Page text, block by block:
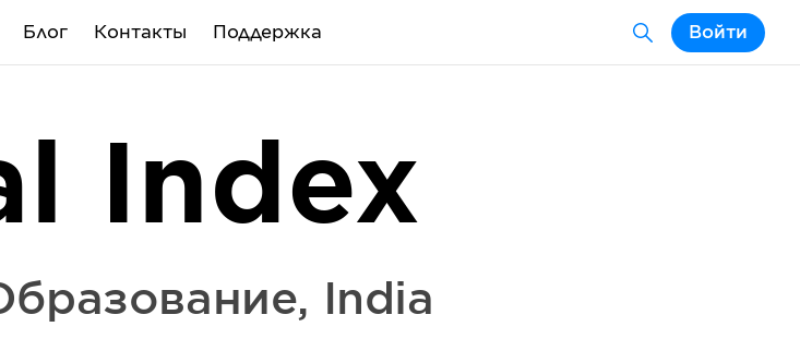
Блог Контакты Поддержка Войти
Index
, India